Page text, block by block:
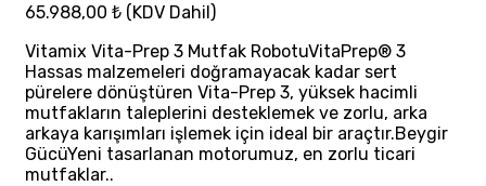
65.988,00 ₺ (KDV Dahil)
Vitamix Vita-Prep 3 Mutfak RobotuVitaPrep® 3
Hassas malzemeleri doğramayacak kadar sert
pürelere dönüştüren Vita-Prep 3, yüksek hacimli
mutfakların taleplerini desteklemek ve zorlu, arka
arkaya karışımları işlemek için ideal bir araçtır.Beygir
GücüYeni tasarlanan motorumuz, en zorlu ticari
mutfaklar..